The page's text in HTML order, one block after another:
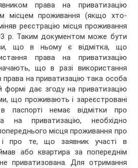
права на приватизацію
місцем проживання (якщо хто-
реєстрацію місця проживання
р. Таким документом може бути
що в ньому є відмітка, що
права на приватизацію
що в разі використання
права на приватизацію така особа
формі дає згоду на приватизацію
що проживають і зареєстровані
паспорті немає відмітки про
на приватизацію, необхідно
місця проживання про
і про те, що заявник участі в
або квартира за попереднім
приватизована. Для отримання